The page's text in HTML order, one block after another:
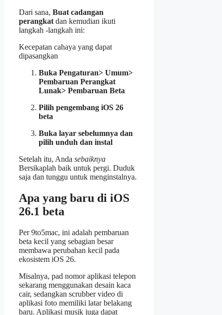
Dari sana, Buat cadangan
perangkat dan kemudian ikuti
langkah -langkah ini:
Kecepatan cahaya yang dapat
dipasangkan
Buka Pengaturan> Umum>
Pembaruan Perangkat
Lunak> Pembaruan Beta
Pilih pengembang iOS 26
beta
Buka layar sebelumnya dan
pilih unduh dan instal
Setelah itu, Anda sebaiknya
Bersikaplah baik untuk pergi. Duduk
saja dan tunggu untuk menginstalnya.
Apa yang baru di iOS
26.1 beta
Per 9to5mac, ini adalah pembaruan
beta kecil yang sebagian besar
membawa perubahan kecil pada
ekosistem iOS 26.
Misalnya, pad nomor aplikasi telepon
sekarang menggunakan desain kaca
cair, sedangkan scrubber video di
aplikasi foto memiliki latar belakang
baru. Aplikasi musik juga dapat